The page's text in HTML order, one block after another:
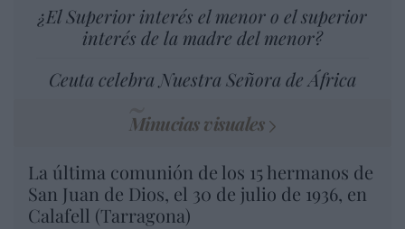
¿El Superior interés el menor o el superior
interés de la madre del menor?
Ceuta celebra Nuestra Señora de África
Minucias visuales
La última comunión de los 15 hermanos de
San Juan de Dios, el 30 de julio de 1936, en
Calafell (Tarragona)